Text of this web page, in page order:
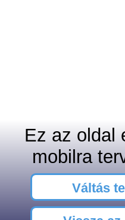
Ez az oldal
mobilra
Váltás